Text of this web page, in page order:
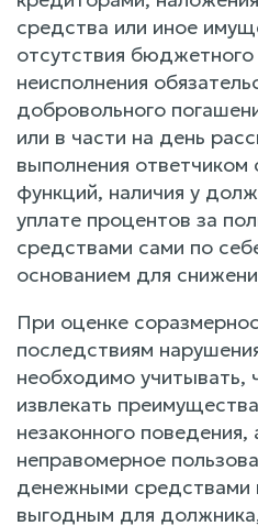
средства или иное
отсутствия
неисполнения
добровольного
или в части на день
выполнения
функций, наличия у
уплате процентов за
средствами сами по
основанием для
При оценке
последствиям
необходимо учитывать,
извлекать
незаконного
неправомерное
денежными
выгодным для